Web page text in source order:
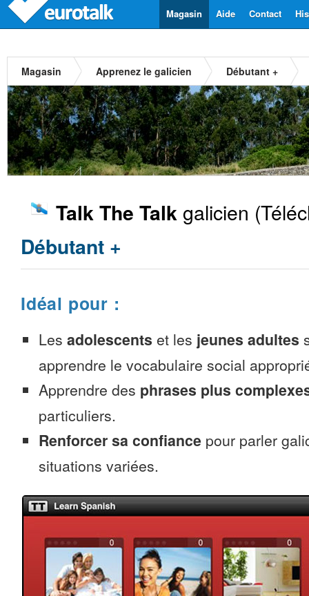
Contact
Aide
Magasin
Magasin Apprenez le galicien Débutant +
Talk The Talkgalicien
Débutant +
Idéal pour :
Les adolescents et les jeunes adultes
apprendre le vocabulaire social
Apprendre des phrases plus
particuliers.
Renforcer sa confiance pour parler
situations variées.